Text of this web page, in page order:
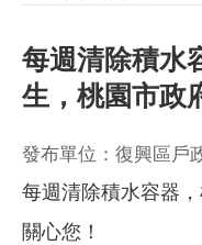
每週清除積水
生，桃園市政
發布單位：復興區戶
每週清除積水容器
關心您！